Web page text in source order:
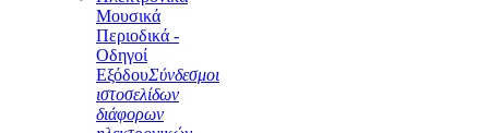
Μουσικά
Περιοδικά -
Οδηγοί
ΕξόδουΣύνδεσμοι
ιστοσελίδων
διάφορων